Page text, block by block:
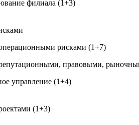
филиала (1+3)
рисками (1+7)
правовыми,
управление (1+4)
(1+3)